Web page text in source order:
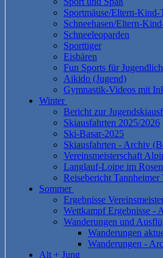
Sportmäuse/Eltern-Kind-
Schneehasen/Eltern-
Schneeleoparden
Sporttiger
Eisbären
Fun Sports für
Aikido (Jugend)
Gymnastik-Videos mit
Winter
Bericht zur
Skiausfahrten 2025/2026
Ski-Basar-2025
Skiausfahrten - Archiv
Vereinsmeisterschaft
Langlauf-Loipe im
Reisebericht Tannheimer
Sommer
Ergebnisse
Wettkampf Ergebnisse -
Wanderungen und
Wanderungen
Wanderungen -
Alt + Jung